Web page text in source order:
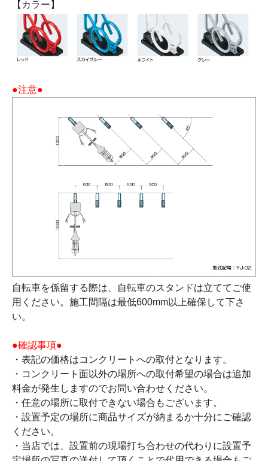
【カラー】
●注意●
自転車を係留する際は、自転車のスタンドは立ててご使
用ください。施工間隔は最低600mm以上確保して下さ
い。
●確認事項●
・表記の価格はコンクリートへの取付となります。
・コンクリート面以外の場所への取付希望の場合は追加
料金が発生しますのでお問い合わせください。
・任意の場所に取付できない場合もございます。
・設置予定の場所に商品サイズが納まるか十分にご確認
ください。
・当店では、設置前の現場打ち合わせの代わりに設置予